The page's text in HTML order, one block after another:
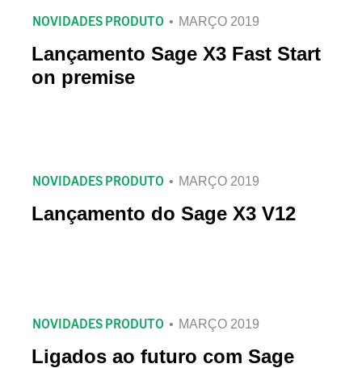
NOVIDADES PRODUTO MARÇO 2019
Lançamento Sage X3 Fast Start
on premise
NOVIDADES PRODUTO MARÇO 2019
Lançamento do Sage X3 V12
NOVIDADES PRODUTO MARÇO 2019
Ligados ao futuro com Sage